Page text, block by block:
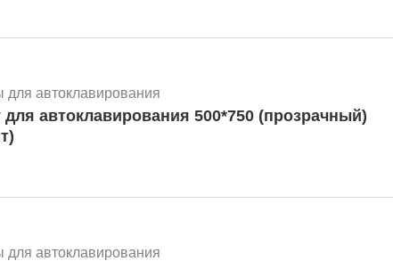
для автоклавирования
для автоклавирования 500*750 (прозрачный)
для автоклавирования